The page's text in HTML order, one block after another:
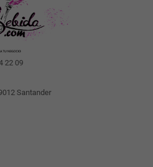
22 09
Santander